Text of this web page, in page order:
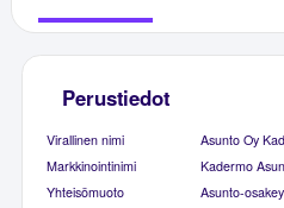
Perustiedot
Virallinen nimi
Asunto Oy
Markkinointinimi
Kadermo
Yhteisömuoto
Asunto-